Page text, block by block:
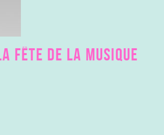
FÊTE DE LA MUSIQUE